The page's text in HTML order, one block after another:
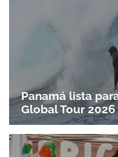
Panamá lista
Global Tour 2026